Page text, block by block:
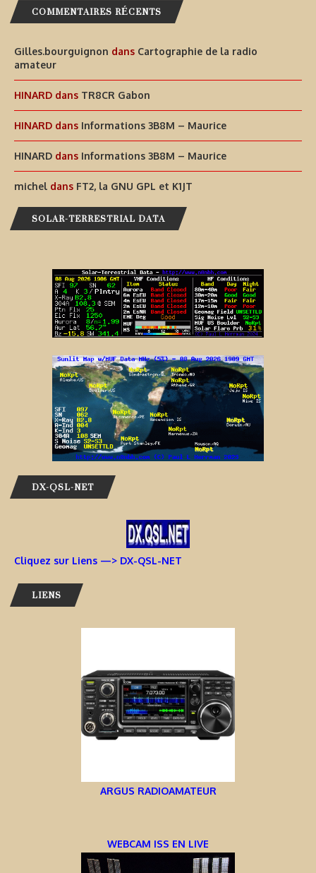
COMMENTAIRES RÉCENTS
Gilles.bourguignon dans Cartographie de la radio
amateur
HINARD dans TR8CR Gabon
HINARD dans Informations 3B8M – Maurice
HINARD dans Informations 3B8M – Maurice
michel dans FT2, la GNU GPL et K1JT
SOLAR-TERRESTRIAL DATA
DX-QSL-NET
Cliquez sur Liens —> DX-QSL-NET
LIENS
ARGUS RADIOAMATEUR
WEBCAM ISS EN LIVE